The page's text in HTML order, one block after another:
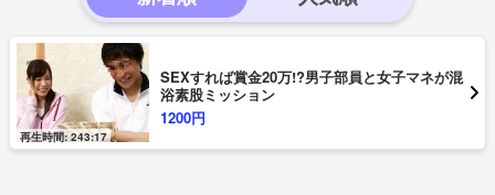
再生時間: 243:17
SEXすれば賞金20万!?男子部員と女子マネが混
浴素股ミッション
1200円